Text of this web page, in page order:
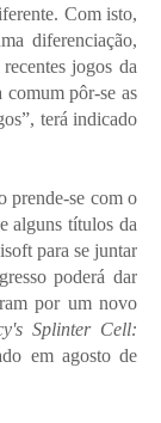
Com isto,
diferenciação,
jogos da
comum pôr-se as
terá indicado
prende-se com o
alguns títulos da
para se juntar
poderá dar
por um novo
Splinter Cell:
em agosto de